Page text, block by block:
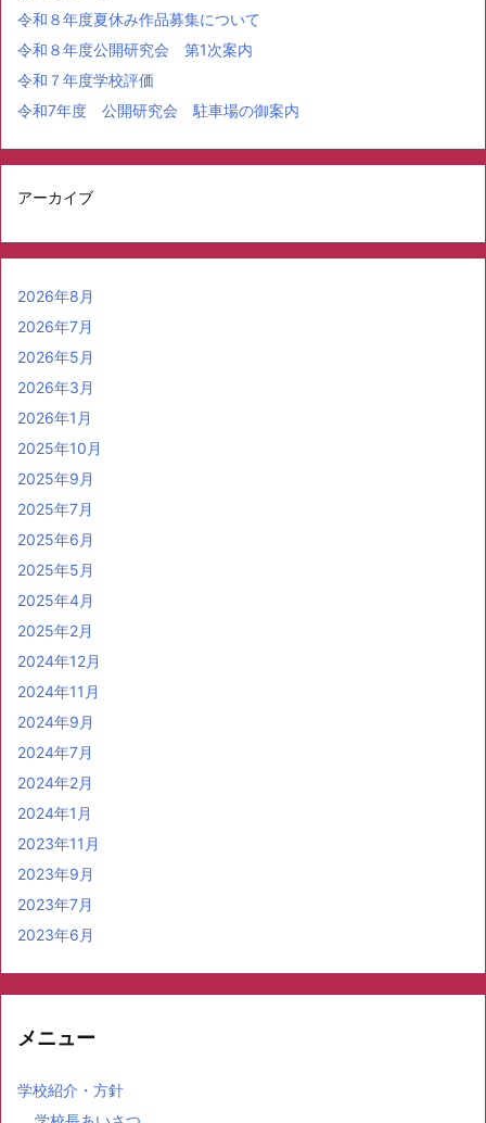
令和８年度夏休み作品募集について
令和８年度公開研究会 第1次案内
令和７年度学校評価
令和7年度 公開研究会 駐車場の御案内
アーカイブ
2026年8月
2026年7月
2026年5月
2026年3月
2026年1月
2025年10月
2025年9月
2025年7月
2025年6月
2025年5月
2025年4月
2025年2月
2024年12月
2024年11月
2024年9月
2024年7月
2024年2月
2024年1月
2023年11月
2023年9月
2023年7月
2023年6月
メニュー
学校紹介・方針